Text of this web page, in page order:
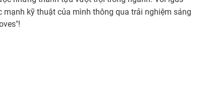
mạnh kỹ thuật của mình thông qua trải nghiệm sáng